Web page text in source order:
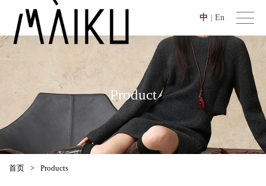
中 | En
Product
首页 > Products